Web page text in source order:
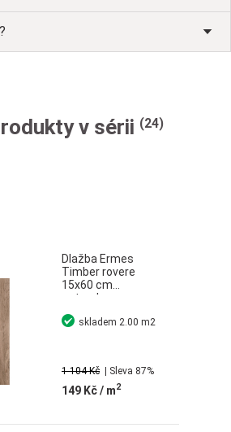
v sérii (24)
Dlažba Ermes
Timber rovere
15x60 cm
naturale
1 104 Kč | Sleva 87%
149 Kč/ m2
skladem 2.00 m2